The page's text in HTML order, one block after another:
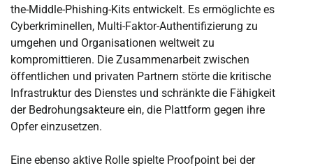
the-Middle-Phishing-Kits entwickelt. Es ermöglichte es
Cyberkriminellen, Multi-Faktor-Authentifizierung zu
umgehen und Organisationen weltweit zu
kompromittieren. Die Zusammenarbeit zwischen
öffentlichen und privaten Partnern störte die kritische
Infrastruktur des Dienstes und schränkte die Fähigkeit
der Bedrohungsakteure ein, die Plattform gegen ihre
Opfer einzusetzen.
Eine ebenso aktive Rolle spielte Proofpoint bei der